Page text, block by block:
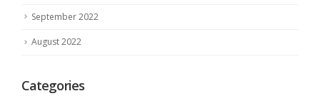
September 2022
August 2022
Categories